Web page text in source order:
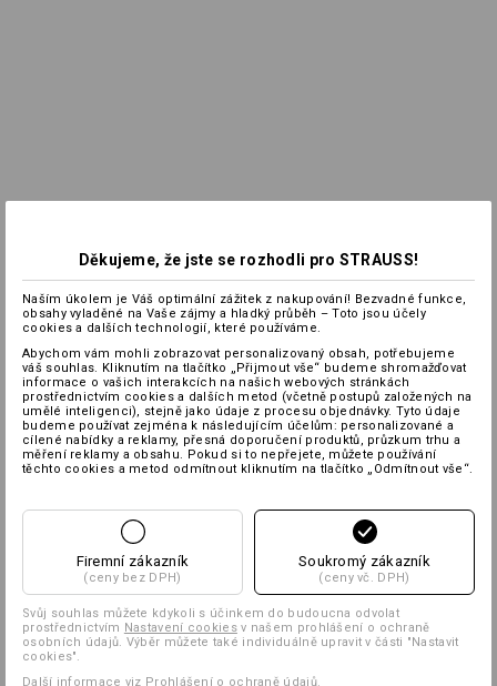
Děkujeme, že jste se rozhodli pro STRAUSS!
Naším úkolem je Váš optimální zážitek z nakupování! Bezvadné funkce,
obsahy vyladěné na Vaše zájmy a hladký průběh – Toto jsou účely
cookies a dalších technologií, které používáme.
Abychom vám mohli zobrazovat personalizovaný obsah, potřebujeme
váš souhlas. Kliknutím na tlačítko „Přijmout vše“ budeme shromažďovat
informace o vašich interakcích na našich webových stránkách
prostřednictvím cookies a dalších metod (včetně postupů založených na
umělé inteligenci), stejně jako údaje z procesu objednávky. Tyto údaje
budeme používat zejména k následujícím účelům: personalizované a
cílené nabídky a reklamy, přesná doporučení produktů, průzkum trhu a
měření reklamy a obsahu. Pokud si to nepřejete, můžete používání
těchto cookies a metod odmítnout kliknutím na tlačítko „Odmítnout vše“.
Firemní zákazník
(ceny bez DPH)
Soukromý zákazník
(ceny vč. DPH)
Svůj souhlas můžete kdykoli s účinkem do budoucna odvolat
prostřednictvím Nastavení cookiesv našem prohlášení o ochraně
osobních údajů. Výběr můžete také individuálně upravit v části "Nastavit
cookies".
Další informace viz Prohlášení o ochraně údajů.